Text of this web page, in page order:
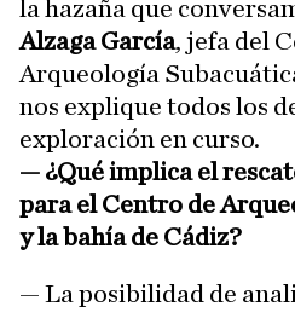
la hazaña que
Alzaga García, jefa del
Arqueología
nos explique todos los
exploración en curso.
— ¿Qué implica el
para el Centro de
y la bahía de Cádiz?
— La posibilidad de